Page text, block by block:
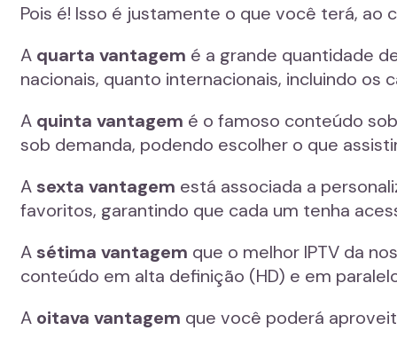
Pois é! Isso é justamente o que você terá,
A quarta vantagem é a grande quantidade
nacionais, quanto internacionais, incluindo
A quinta vantagem é o famoso conteúdo
sob demanda, podendo escolher o que
A sexta vantagem está associada a
favoritos, garantindo que cada um tenha
A sétima vantagem que o melhor IPTV da
conteúdo em alta definição (HD) e em
A oitava vantagem que você poderá